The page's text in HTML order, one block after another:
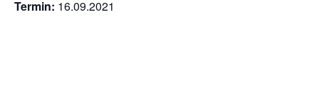
Termin: 16.09.2021